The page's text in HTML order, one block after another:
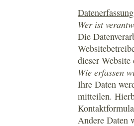
Wer ist
Die
dieser Website
Wie erfassen
Ihre Daten
mitteilen.
Andere Daten